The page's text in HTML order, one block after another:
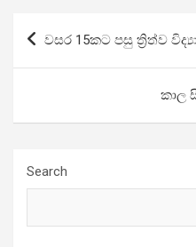
Post
වසර 15කට පසු ත්‍රිත්ව
කාල
Search